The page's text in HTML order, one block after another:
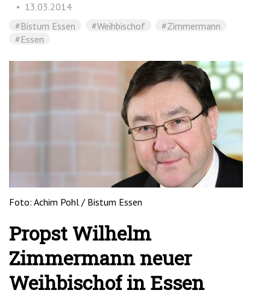
(Accesskey
Zur
Navigation
(Accesskey
(Accesskey
13.03.2014
#Bistum Essen
#Weihbischof
#Zimmermann
#Essen
Foto: Achim Pohl / Bistum Essen
Propst Wilhelm
Zimmermann neuer
Weihbischof in Essen